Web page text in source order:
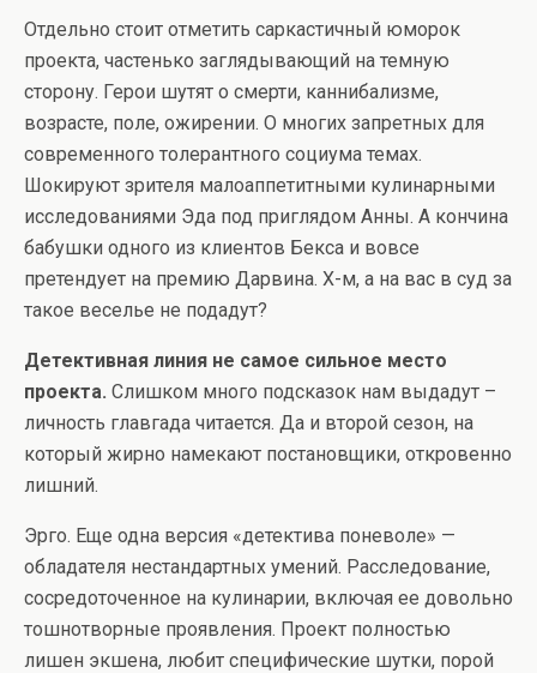
Отдельно стоит отметить саркастичный юморок
проекта, частенько заглядывающий на темную
сторону. Герои шутят о смерти, каннибализме,
возрасте, поле, ожирении. О многих запретных для
современного толерантного социума темах.
Шокируют зрителя малоаппетитными кулинарными
исследованиями Эда под приглядом Анны. А кончина
бабушки одного из клиентов Бекса и вовсе
претендует на премию Дарвина. Х-м, а на вас в суд за
такое веселье не подадут?
Детективная линия не самое сильное место
проекта. Слишком много подсказок нам выдадут –
личность главгада читается. Да и второй сезон, на
который жирно намекают постановщики, откровенно
лишний.
Эрго. Еще одна версия «детектива поневоле» —
обладателя нестандартных умений. Расследование,
сосредоточенное на кулинарии, включая ее довольно
тошнотворные проявления. Проект полностью
лишен экшена, любит специфические шутки, порой